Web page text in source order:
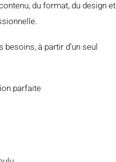
du format, du design et
besoins, à partir d’un seul
parfaite